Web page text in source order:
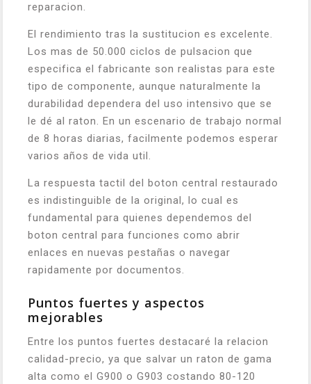
reparacion.
El rendimiento tras la sustitucion es excelente.
Los mas de 50.000 ciclos de pulsacion que
especifica el fabricante son realistas para este
tipo de componente, aunque naturalmente la
durabilidad dependera del uso intensivo que se
le dé al raton. En un escenario de trabajo normal
de 8 horas diarias, facilmente podemos esperar
varios años de vida util.
La respuesta tactil del boton central restaurado
es indistinguible de la original, lo cual es
fundamental para quienes dependemos del
boton central para funciones como abrir
enlaces en nuevas pestañas o navegar
rapidamente por documentos.
Puntos fuertes y aspectos
mejorables
Entre los puntos fuertes destacaré la relacion
calidad-precio, ya que salvar un raton de gama
alta como el G900 o G903 costando 80-120